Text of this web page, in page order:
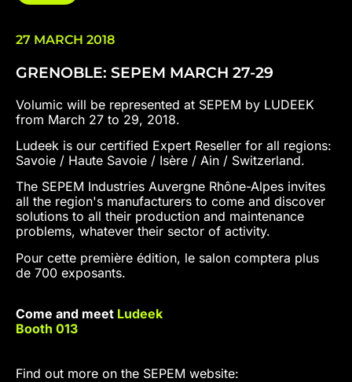
27 MARCH 2018
GRENOBLE: SEPEM MARCH 27-29
Volumic will be represented at SEPEM by LUDEEK
from March 27 to 29, 2018.
Ludeek is our certified Expert Reseller for all regions:
Savoie / Haute Savoie / Isère / Ain / Switzerland.
The SEPEM Industries Auvergne Rhône-Alpes invites
all the region's manufacturers to come and discover
solutions to all their production and maintenance
problems, whatever their sector of activity.
Pour cette première édition, le salon comptera plus
de 700 exposants.
Come and meet Ludeek
Booth 013
Find out more on the SEPEM website: